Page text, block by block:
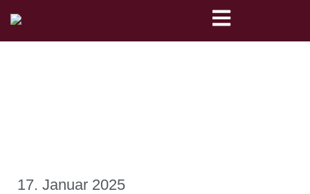
17. Januar 2025